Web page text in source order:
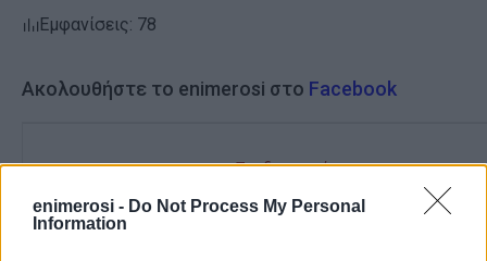
enimerosi - Do Not Process My Personal
Information
Εμφανίσεις: 78
Ακολουθήστε το enimerosi στο Facebook
Συνδρομητές στο e-paper